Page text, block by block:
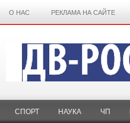
О НАС РЕКЛАМА НА САЙТЕ
СПОРТ НАУКА ЧП